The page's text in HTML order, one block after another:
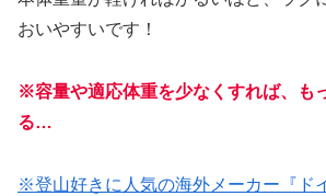
おいやすいです！
※容量や適応体重を少なくすれば、も
る…
※登山好きに人気の海外メーカー『ド